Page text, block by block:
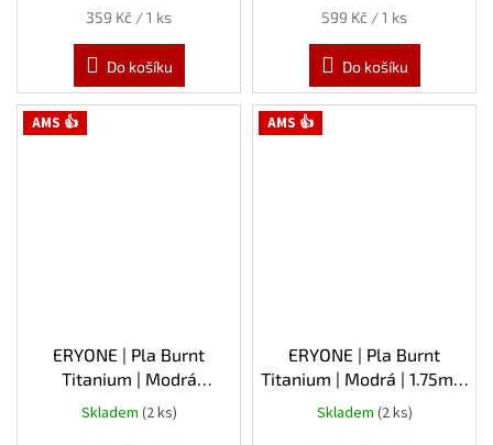
Měrná
359 Kč / 1 ks
Do košíku
Měrná
599 Kč / 1 ks
Do košíku
AMS 👍
ERYONE | Pla Burnt
Titanium | Modrá
"Technological" | 1.75mm |
Skladem (2 ks)
AMS 👍
ERYONE | Pla Burnt
Titanium | Modrá | 1.75mm
| 1kg
PrůměrnéSkladem (2 ks)